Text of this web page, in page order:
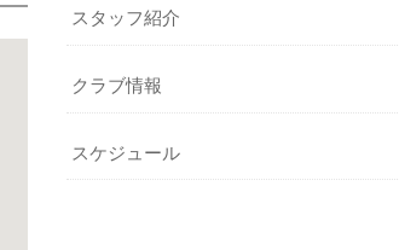
スタッフ紹介
クラブ情報
スケジュール